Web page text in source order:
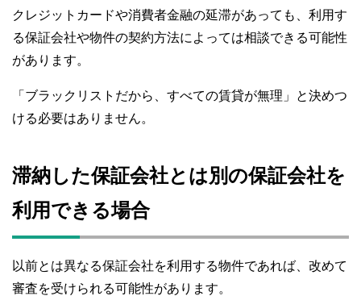
クレジットカードや消費者金融の延滞があっても、利用す
る保証会社や物件の契約方法によっては相談できる可能性
があります。
「ブラックリストだから、すべての賃貸が無理」と決めつ
ける必要はありません。
滞納した保証会社とは別の保証会社を
利用できる場合
以前とは異なる保証会社を利用する物件であれば、改めて
審査を受けられる可能性があります。